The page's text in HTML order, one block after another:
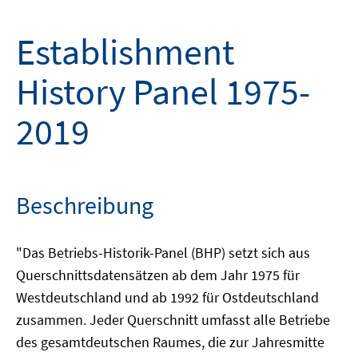
Establishment
History Panel 1975-
2019
Beschreibung
"Das Betriebs-Historik-Panel (BHP) setzt sich aus
Querschnittsdatensätzen ab dem Jahr 1975 für
Westdeutschland und ab 1992 für Ostdeutschland
zusammen. Jeder Querschnitt umfasst alle Betriebe
des gesamtdeutschen Raumes, die zur Jahresmitte